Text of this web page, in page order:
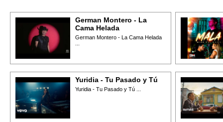
German Montero - La
Cama Helada
German Montero - La Cama Helada
Yuridia - Tu Pasado y Tú
Yuridia - Tu Pasado y Tú ...